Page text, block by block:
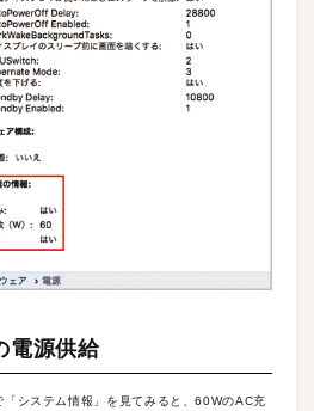
電源供給
システム情報」を見てみると、60WのAC充